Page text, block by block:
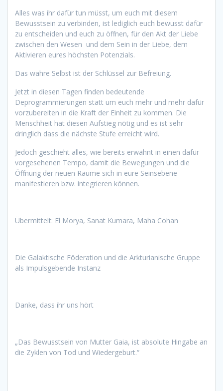
Alles was ihr dafür tun müsst, um euch mit diesem
Bewusstsein zu verbinden, ist lediglich euch bewusst dafür
zu entscheiden und euch zu öffnen, für den Akt der Liebe
zwischen den Wesen und dem Sein in der Liebe, dem
Aktivieren eures höchsten Potenzials.
Das wahre Selbst ist der Schlüssel zur Befreiung.
Jetzt in diesen Tagen finden bedeutende
Deprogrammierungen statt um euch mehr und mehr dafür
vorzubereiten in die Kraft der Einheit zu kommen. Die
Menschheit hat diesen Aufstieg nötig und es ist sehr
dringlich dass die nächste Stufe erreicht wird.
Jedoch geschieht alles, wie bereits erwähnt in einen dafür
vorgesehenen Tempo, damit die Bewegungen und die
Öffnung der neuen Räume sich in eure Seinsebene
manifestieren bzw. integrieren können.
Übermittelt: El Morya, Sanat Kumara, Maha Cohan
Die Galaktische Föderation und die Arkturianische Gruppe
als Impulsgebende Instanz
Danke, dass ihr uns hört
„Das Bewusstsein von Mutter Gaia, ist absolute Hingabe an
die Zyklen von Tod und Wiedergeburt.“